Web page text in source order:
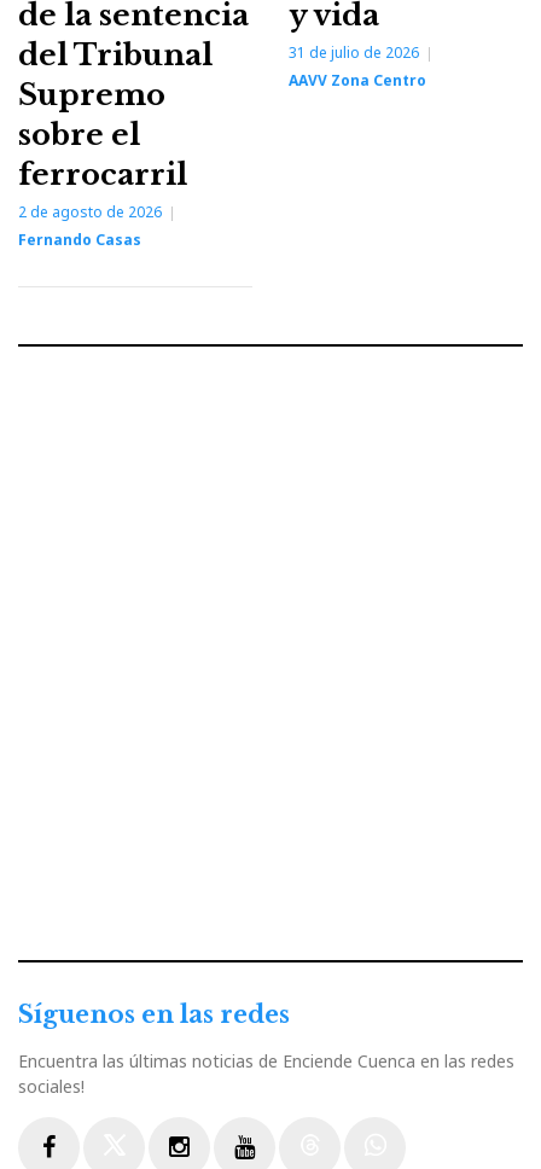
de la sentencia
del Tribunal
Supremo
sobre el
ferrocarril
2 de agosto de 2026
Fernando Casas
y vida
31 de julio de 2026
AAVV Zona Centro
Síguenos en las redes
Encuentra las últimas noticias de Enciende Cuenca en las redes
sociales!